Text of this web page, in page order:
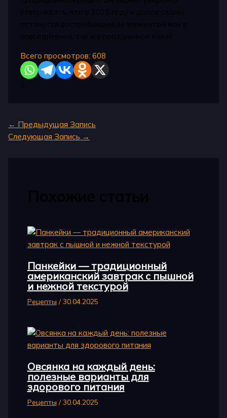
Всего просмотров: 608
← Предыдущая Запись
Следующая Запись →
Панкейки — традиционный
американский завтрак с пышной
и нежной текстурой
Рецепты /30.04.2025
Овсянка на каждый день:
полезные варианты для
здорового питания
Рецепты /30.04.2025